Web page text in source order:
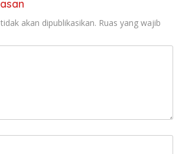
akan dipublikasikan. Ruas yang wajib